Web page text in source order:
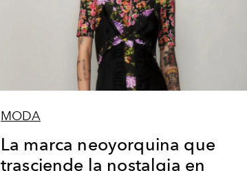
MODA
La marca neoyorquina que
trasciende la nostalgia en